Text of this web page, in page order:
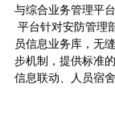
与综合业务管理平
平台针对安防管理
员信息业务库，无
步机制，提供标准
信息联动、人员宿